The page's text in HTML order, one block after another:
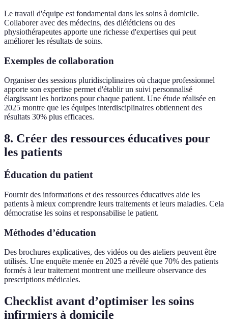
Le travail d'équipe est fondamental dans les soins à domicile.
Collaborer avec des médecins, des diététiciens ou des
physiothérapeutes apporte une richesse d'expertises qui peut
améliorer les résultats de soins.
Exemples de collaboration
Organiser des sessions pluridisciplinaires où chaque professionnel
apporte son expertise permet d'établir un suivi personnalisé
élargissant les horizons pour chaque patient. Une étude réalisée en
2025 montre que les équipes interdisciplinaires obtiennent des
résultats 30% plus efficaces.
8. Créer des ressources éducatives pour
les patients
Éducation du patient
Fournir des informations et des ressources éducatives aide les
patients à mieux comprendre leurs traitements et leurs maladies. Cela
démocratise les soins et responsabilise le patient.
Méthodes d’éducation
Des brochures explicatives, des vidéos ou des ateliers peuvent être
utilisés. Une enquête menée en 2025 a révélé que 70% des patients
formés à leur traitement montrent une meilleure observance des
prescriptions médicales.
Checklist avant d’optimiser les soins
infirmiers à domicile